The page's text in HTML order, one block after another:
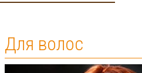
Для волос